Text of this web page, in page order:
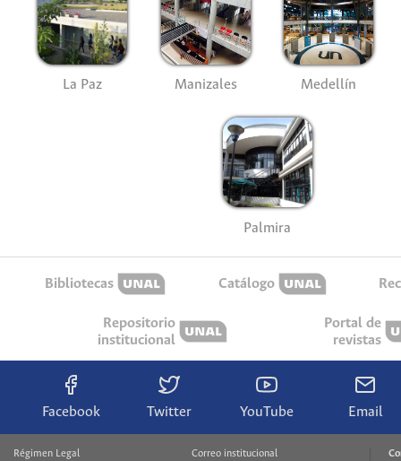
La Paz Manizales Medellín
Palmira
Bibliotecas Catálogo
Repositorio
institucional
Portal de
revistas
Facebook Twitter YouTube Email
Régimen Legal
Correo institucional